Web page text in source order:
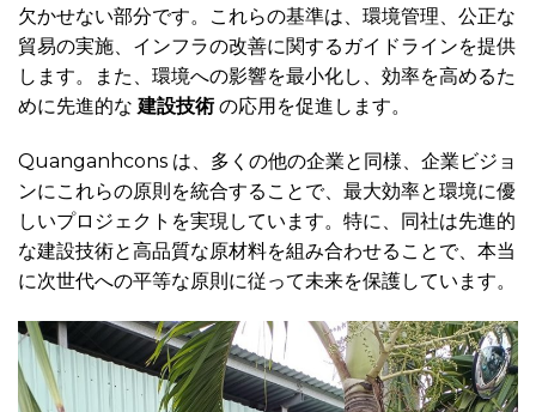
欠かせない部分です。これらの基準は、環境管理、公正な
貿易の実施、インフラの改善に関するガイドラインを提供
します。また、環境への影響を最小化し、効率を高めるた
めに先進的な 建設技術の応用を促進します。
Quanganhcons は、多くの他の企業と同様、企業ビジョ
ンにこれらの原則を統合することで、最大効率と環境に優
しいプロジェクトを実現しています。特に、同社は先進的
な建設技術と高品質な原材料を組み合わせることで、本当
に次世代への平等な原則に従って未来を保護しています。